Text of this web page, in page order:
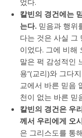
칼빈의 경건에는
는다. 믿음과 행위
다는 것은 사실 그
이었다. 그에 비해
말은 퍽 감성적인
용”(교리)와 그다
교에서 바른 믿음
천이 없는 바른 믿
칼빈의 경건은 우
께서 우리에게 오
은 그리스도를 통